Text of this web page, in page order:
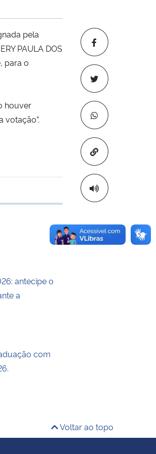
Copiar para
pela
PAULA DOS
para o
houver
votação”.
antecipe o
a
com
Voltar ao topo